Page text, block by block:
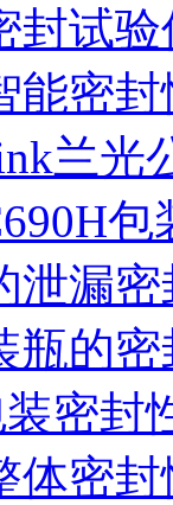
封试
能密
兰光
泄漏
瓶的
密封
体密